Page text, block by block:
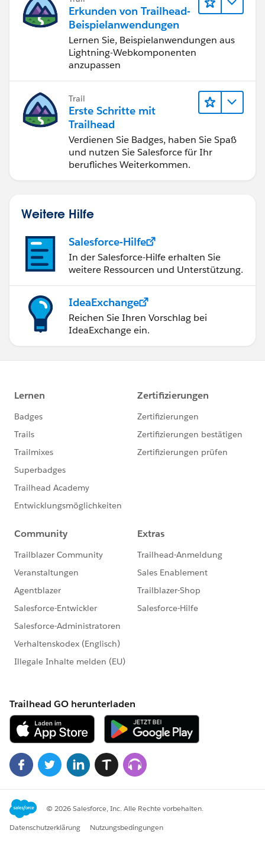
Erkunden von Trailhead-
Beispielanwendungen
Lernen Sie, Beispielanwendungen aus
Lightning-Webkomponenten
anzupassen
Trail
Erste Schritte mit
Trailhead
Verdienen Sie Badges, haben Sie Spaß
und nutzen Sie Salesforce für Ihr
berufliches Weiterkommen.
Weitere Hilfe
Salesforce-Hilfe
In der Salesforce-Hilfe erhalten Sie
weitere Ressourcen und Unterstützung.
IdeaExchange
Reichen Sie Ihren Vorschlag bei
IdeaExchange ein.